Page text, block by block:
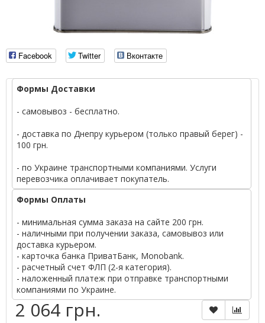
Facebook Twitter Вконтакте
Формы Доставки
- самовывоз - бесплатно.
- доставка по Днепру курьером (только правый берег) -
100 грн.
- по Украине транспортными компаниями. Услуги
перевозчика оплачивает покупатель.
Формы Оплаты
- минимальная сумма заказа на сайте 200 грн.
- наличными при получении заказа, самовывоз или
доставка курьером.
- карточка банка ПриватБанк, Monobank.
- расчетный счет ФЛП (2-я категория).
- наложенный платеж при отправке транспортными
компаниями по Украине.
2 064 грн.